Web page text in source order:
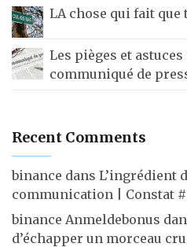
LA chose qui fait que
Les pièges et
communiqué de
Recent Comments
binance dans L’ingrédient
communication | Constat
binance Anmeldebonus
d’échapper un morceau